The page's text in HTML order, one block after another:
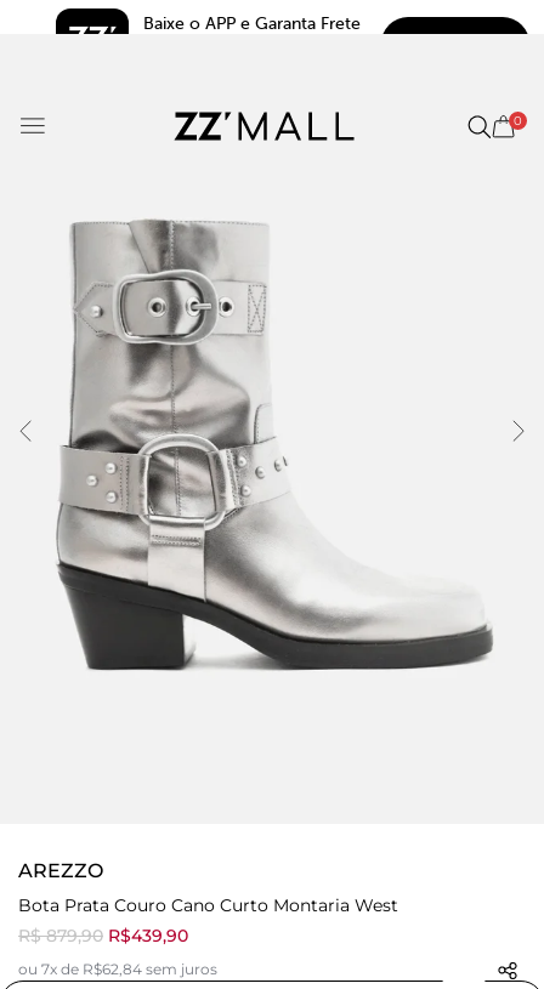
Baixe o APP e Garanta Frete
0
AREZZO
Bota Prata Couro Cano Curto Montaria West
R$ 879,90 R$439,90
ou 7x de R$62,84 sem juros